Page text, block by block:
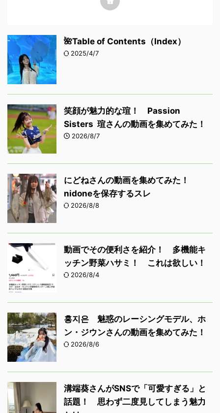
🌺Table of Contents（Index）
2025/4/7
笑顔が魅力的な瑄！ Passion
Sisters 瑄さんの動画を集めてみた！
2026/8/7
にどねさんの動画を集めてみた！
nidoneを保存するスレ
2026/8/8
動画でその便利さを紹介！ 多機能キ
ッチン野菜ハサミ！ これは欲しい！
2026/8/4
홍지은 魅惑のレーシングモデル、ホ
ン・ジウンさんの動画を集めてみた！
2026/8/6
溝端葵さんがSNSで「可愛すぎる」と
話題！ 思わず二度見してしまう魅力